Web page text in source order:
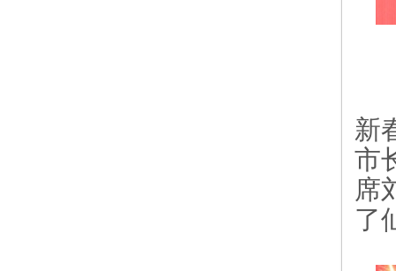
新
市
席
了